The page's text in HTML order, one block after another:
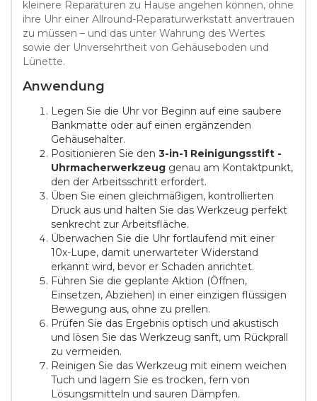
kleinere Reparaturen zu Hause angehen können, ohne
ihre Uhr einer Allround-Reparaturwerkstatt anvertrauen
zu müssen – und das unter Wahrung des Wertes
sowie der Unversehrtheit von Gehäuseboden und
Lünette.
Anwendung
Legen Sie die Uhr vor Beginn auf eine saubere
Bankmatte oder auf einen ergänzenden
Gehäusehalter.
Positionieren Sie den 3-in-1 Reinigungsstift -
Uhrmacherwerkzeug genau am Kontaktpunkt,
den der Arbeitsschritt erfordert.
Üben Sie einen gleichmäßigen, kontrollierten
Druck aus und halten Sie das Werkzeug perfekt
senkrecht zur Arbeitsfläche.
Überwachen Sie die Uhr fortlaufend mit einer
10x-Lupe, damit unerwarteter Widerstand
erkannt wird, bevor er Schaden anrichtet.
Führen Sie die geplante Aktion (Öffnen,
Einsetzen, Abziehen) in einer einzigen flüssigen
Bewegung aus, ohne zu prellen.
Prüfen Sie das Ergebnis optisch und akustisch
und lösen Sie das Werkzeug sanft, um Rückprall
zu vermeiden.
Reinigen Sie das Werkzeug mit einem weichen
Tuch und lagern Sie es trocken, fern von
Lösungsmitteln und sauren Dämpfen.